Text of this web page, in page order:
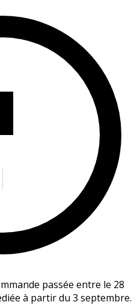
passée entre le 28
à partir du 3 septembre.